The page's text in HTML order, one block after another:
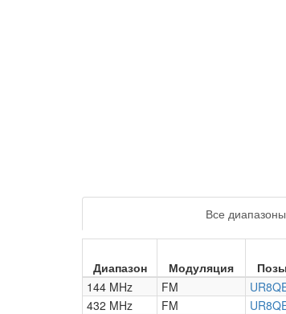
Все диапазоны
Диапазон Модуляция
144 MHz
FM
432 MHz
FM